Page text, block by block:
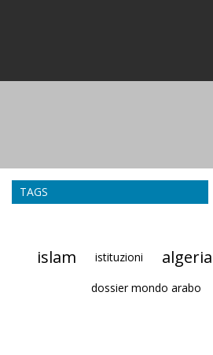
TAGS
islam istituzioni algeria
dossier mondo arabo